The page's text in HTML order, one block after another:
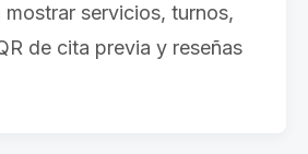
servicios, turnos,
de cita previa y reseñas